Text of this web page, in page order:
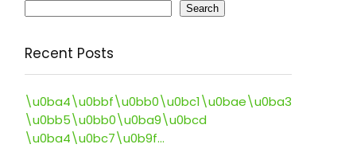
Search
Recent Posts
\u0ba4\u0bbf\u0bb0\u0bc1\u0bae\u0ba3
\u0bb5\u0bb0\u0ba9\u0bcd
\u0ba4\u0bc7\u0b9f…